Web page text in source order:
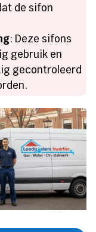
de sifon
: Deze sifons
gebruik en
gecontroleerd